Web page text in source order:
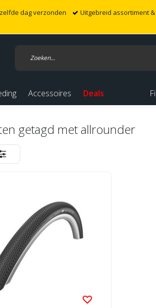
dag verzonden
Uitgebreid assortiment
Accessoires Deals
getagd met allrounder